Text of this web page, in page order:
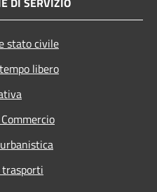
stato civile
libero